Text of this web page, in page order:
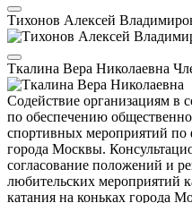
Тихонов Алексей
Ткалина Вера Николаевна
Содействие организациям в
по обеспечению
спортивных мероприятий по
города Москвы.
согласование положений и
любительских мероприятий
катания на коньках города